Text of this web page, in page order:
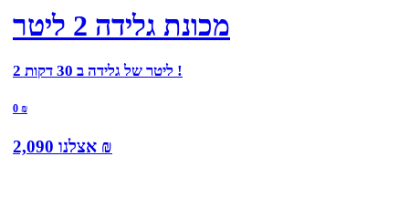
מכונת גלידה 2 ליטר
2 ליטר של גלידה ב 30 דקות !
0 ₪
אצלנו 2,090 ₪